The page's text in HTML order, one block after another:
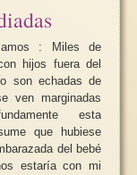
: Miles de
hijos fuera del
son echadas de
ven marginadas
del bebé
estaría con mi